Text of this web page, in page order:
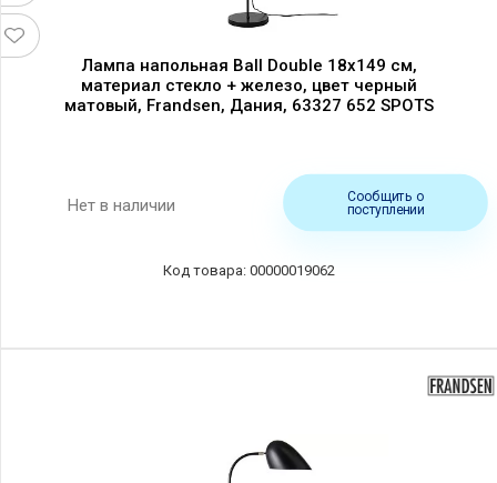
Лампа напольная Ball Double 18x149 см,
материал стекло + железо, цвет черный
матовый, Frandsen, Дания, 63327 652 SPOTS
Нет в наличии
Сообщить о
поступлении
00000019062